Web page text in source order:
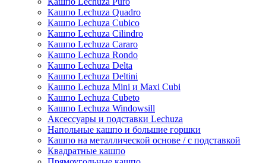
Кашпо Lechuza Quadro
Кашпо Lechuza Cubico
Кашпо Lechuza Cilindro
Кашпо Lechuza Cararo
Кашпо Lechuza Rondo
Кашпо Lechuza Delta
Кашпо Lechuza Deltini
Кашпо Lechuza Mini и Maxi Cubi
Кашпо Lechuza Cubeto
Кашпо Lechuza Windowsill
Аксессуары и подставки Lechuza
Напольные кашпо и большие горшки
Кашпо на металлической основе / с подставкой
Квадратные кашпо